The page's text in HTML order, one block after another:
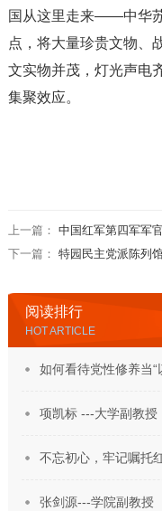
国从这里走来——中华
点，将大量珍贵文物、
文实物并茂，灯光声电
集聚效应。
上一篇： 中国红军第四军军
下一篇： 特园民主党派陈列
阅读排行
HOT ARTICLE
如何看待党性修养当“
项凯标 ---大学副教授
不忘初心，牢记嘱托
张剑源---学院副教授